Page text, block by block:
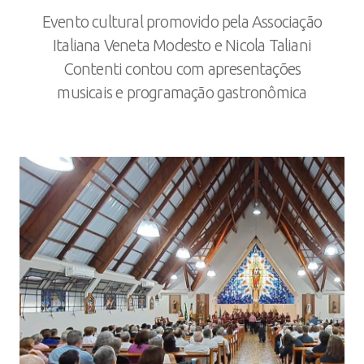
Evento cultural promovido pela Associação
Italiana Veneta Modesto e Nicola Taliani
Contenti contou com apresentações
musicais e programação gastronômica